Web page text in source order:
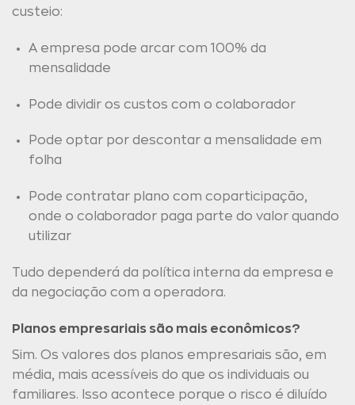
custeio:
A empresa pode arcar com 100% da
mensalidade
Pode dividir os custos com o colaborador
Pode optar por descontar a mensalidade em
folha
Pode contratar plano com coparticipação,
onde o colaborador paga parte do valor quando
utilizar
Tudo dependerá da política interna da empresa e
da negociação com a operadora.
Planos empresariais são mais econômicos?
Sim. Os valores dos planos empresariais são, em
média, mais acessíveis do que os individuais ou
familiares. Isso acontece porque o risco é diluído